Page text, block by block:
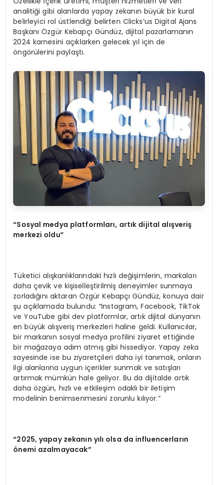
analitiği gibi alanlarda yapay zekanın büyük bir kural
belirleyici rol üstlendiği belirten Clicks’us Digital Ajans
Başkanı Özgür Kebapçı Gündüz, dijital pazarlamanın
2024 karnesini açıklarken gelecek yıl için de
öngörülerini paylaştı.
“Sosyal medya platformları, artık dijital alışveriş
merkezi oldu”
Tüketici alışkanlıklarındaki hızlı değişimlerin, markaları
daha çevik ve kişiselleştirilmiş deneyimler sunmaya
zorladığını aktaran Özgür Kebapçı Gündüz, konuya dair
şu açıklamada bulundu: “Instagram, Facebook, TikTok
ve YouTube gibi dev platformlar, artık dijital dünyanın
en büyük alışveriş merkezleri haline geldi. Kullanıcılar,
bir markanın sosyal medya profilini ziyaret ettiğinde
bir mağazaya adım atmış gibi hissediyor. Yapay zeka
sayesinde ise bu ziyaretçileri daha iyi tanımak, onların
ilgi alanlarına uygun içerikler sunmak ve satışları
artırmak mümkün hale geliyor. Bu da dijitalde artık
daha özgün, hızlı ve etkileşim odaklı bir iletişim
modelinin benimsenmesini zorunlu kılıyor.”
“2025, yapay zekanın yılı olsa da influencerların
önemi azalmayacak”